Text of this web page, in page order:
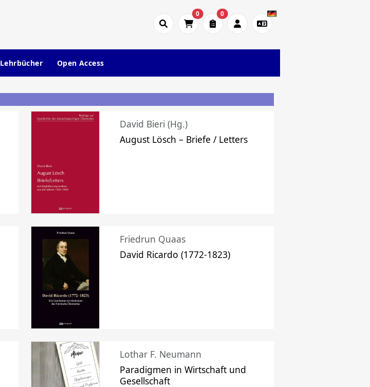
0 0
Lehrbücher Open Access
David Bieri (Hg.)
August Lösch – Briefe / Letters
Friedrun Quaas
David Ricardo (1772-1823)
Lothar F. Neumann
Paradigmen in Wirtschaft und
Gesellschaft